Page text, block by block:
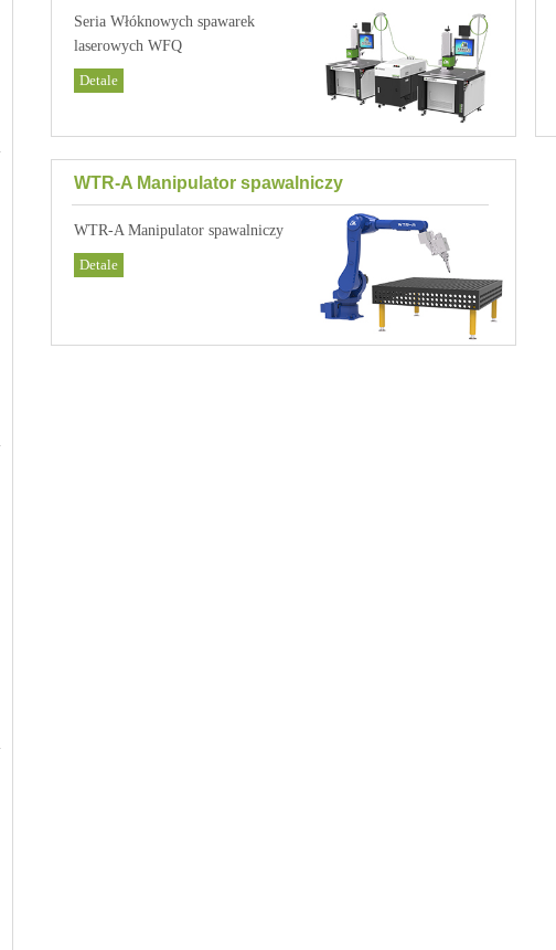
Seria Włóknowych spawarek
laserowych WFQ
Detale
WTR-A Manipulator spawalniczy
WTR-A Manipulator spawalniczy
Detale